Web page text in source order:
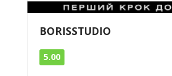
BORISSTUDIO
5.00